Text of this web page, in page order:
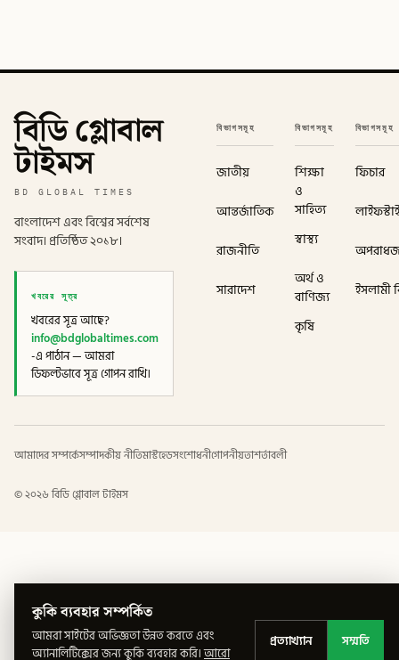
বিডি গ্লোবাল
টাইমস
BD GLOBAL TIMES
বাংলাদেশ এবং বিশ্বের সর্বশেষ
সংবাদ। প্রতিষ্ঠিত ২০১৮।
খবরের সূত্র
খবরের সূত্র আছে?
info@bdglobaltimes.com
-এ পাঠান — আমরা
ডিফল্টভাবে সূত্র গোপন রাখি।
বিভাগসমূহ
জাতীয়
আন্তর্জাতিক
রাজনীতি
সারাদেশ
বিভাগসমূহ
শিক্ষা
ও
সাহিত্য
স্বাস্থ্য
অর্থ ও
বাণিজ্য
কৃষি
বিভাগসমূহ
ফিচার
ইসলামী
আমাদের সম্পর্কেসম্পাদকীয় নীতিমাস্টহেডসংশোধনীগোপনীয়তাশর্তাবলী
©২০২৬ বিডি গ্লোবাল টাইমস
কুকি ব্যবহার সম্পর্কিত
আমরা সাইটের অভিজ্ঞতা উন্নত করতে এবং
অ্যানালিটিক্সের জন্য কুকি ব্যবহার করি।আরো
প্রত্যাখ্যান সম্মতি